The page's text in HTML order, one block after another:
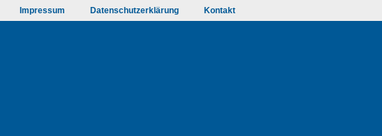
Impressum Datenschutzerklärung Kontakt